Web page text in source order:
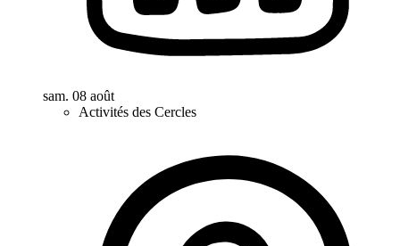
sam. 08 août
Activités des Cercles